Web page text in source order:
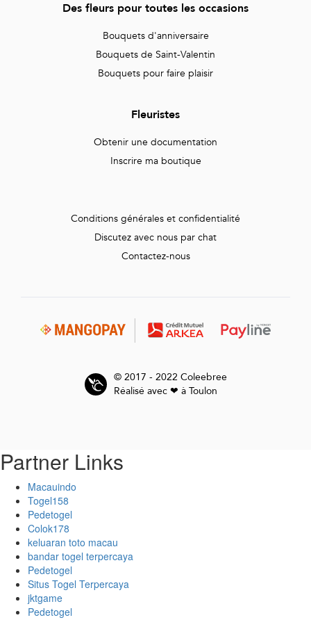
Des fleurs pour toutes les occasions
Bouquets d'anniversaire
Bouquets de Saint-Valentin
Bouquets pour faire plaisir
Fleuristes
Obtenir une documentation
Inscrire ma boutique
Conditions générales et confidentialité
Discutez avec nous par chat
Contactez-nous
© 2017 - 2022 Coleebree
Réalisé avec ❤ à Toulon
Partner Links
Macauindo
Togel158
Pedetogel
Colok178
keluaran toto macau
bandar togel terpercaya
Pedetogel
Situs Togel Terpercaya
jktgame
Pedetogel